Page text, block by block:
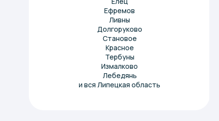
Ефремов
Ливны
Долгоруково
Становое
Красное
Тербуны
Измалково
Лебедянь
и вся Липецкая область